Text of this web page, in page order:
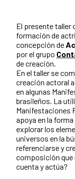
El presente taller
formación de
concepción de
por el grupo
de creación.
En el taller se
creación actoral
en algunas
brasileños. La
Manifestaciones
apoya en la
explorar los
universos en la
referenciarse y
composición que
cuenta y actúa?